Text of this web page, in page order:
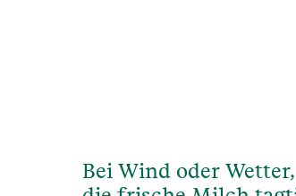
Bei Wind oder